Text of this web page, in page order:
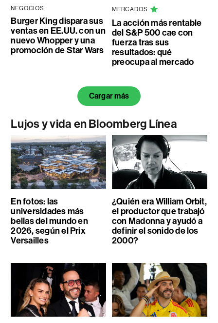
NEGOCIOS
Burger King dispara sus
ventas en EE.UU. con un
nuevo Whopper y una
promoción de Star Wars
MERCADOS
La acción más rentable
del S&P 500 cae con
fuerza tras sus
resultados: qué
preocupa al mercado
Cargar más
Lujos y vida en Bloomberg Línea
En fotos: las
universidades más
bellas del mundo en
2026, según el Prix
Versailles
¿Quién era William Orbit,
el productor que trabajó
con Madonna y ayudó a
definir el sonido de los
2000?